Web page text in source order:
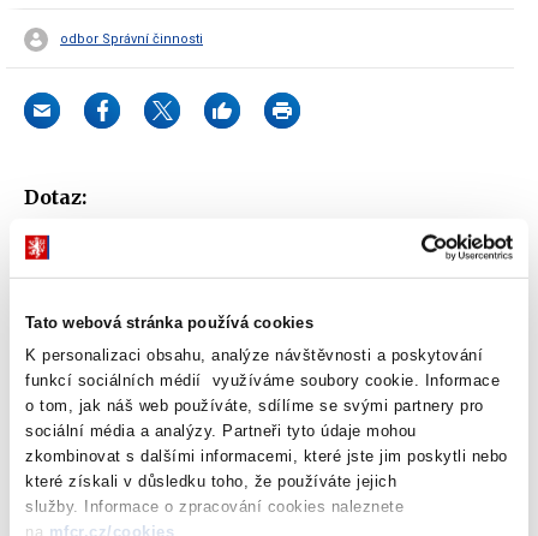
Tato webová stránka používá cookies
K personalizaci obsahu, analýze návštěvnosti a poskytování
funkcí sociálních médií využíváme soubory cookie. Informace
o tom, jak náš web používáte, sdílíme se svými partnery pro
sociální média a analýzy. Partneři tyto údaje mohou
zkombinovat s dalšími informacemi, které jste jim poskytli nebo
které získali v důsledku toho, že používáte jejich
služby. Informace o zpracování cookies naleznete
na mfcr.cz/cookies.
odbor Správní činnosti
Dotaz:
Lze přiznat poplatníkovi osobní či úkonové osvobození od
Odpověď:
Podle ustanovení § 3 odst. 1 zákona o správních poplatcích je
poplatníkem fyzická nebo právnická osoba, která podala žádost
nebo jiný návrh k provedení úkonu správnímu úřadu, nebo osoba,
v jejímž zájmu nebo věci byl úkon proveden.